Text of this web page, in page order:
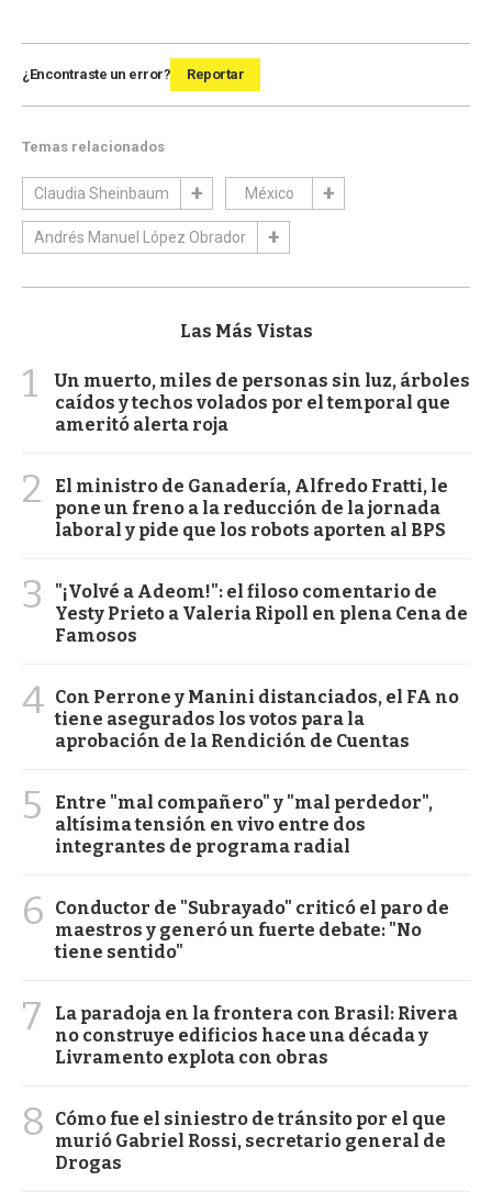
¿Encontraste un error? Reportar
Temas relacionados
Claudia Sheinbaum México
Andrés Manuel López Obrador
Las Más Vistas
1
Un muerto, miles de personas sin luz, árboles
caídos y techos volados por el temporal que
ameritó alerta roja
2
El ministro de Ganadería, Alfredo Fratti, le
pone un freno a la reducción de la jornada
laboral y pide que los robots aporten al BPS
3
"¡Volvé a Adeom!": el filoso comentario de
Yesty Prieto a Valeria Ripoll en plena Cena de
Famosos
4 Con Perrone y Manini distanciados, el FA no
tiene asegurados los votos para la
aprobación de la Rendición de Cuentas
5
Entre "mal compañero" y "mal perdedor",
altísima tensión en vivo entre dos
integrantes de programa radial
6
Conductor de "Subrayado" criticó el paro de
maestros y generó un fuerte debate: "No
tiene sentido"
7
La paradoja en la frontera con Brasil: Rivera
no construye edificios hace una década y
Livramento explota con obras
8
Cómo fue el siniestro de tránsito por el que
murió Gabriel Rossi, secretario general de
Drogas